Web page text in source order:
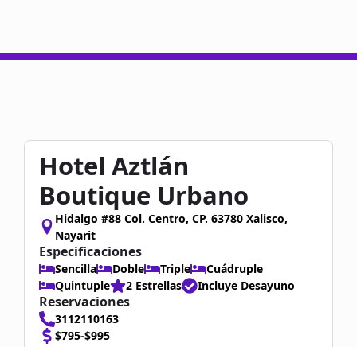
Hotel Aztlán
Boutique Urbano
Hidalgo #88 Col. Centro, CP. 63780 Xalisco,
Nayarit
Especificaciones
Sencilla Doble Triple
Cuádruple
Quintuple
2 Estrellas Incluye Desayuno
Reservaciones
3112110163
$795-$995